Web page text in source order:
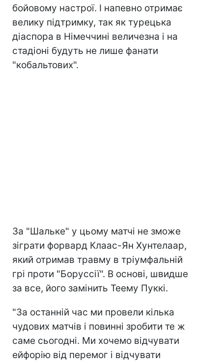
бойовому настрої. І напевно отримає
велику підтримку, так як турецька
діаспора в Німеччині величезна і на
стадіоні будуть не лише фанати
"кобальтових".
За "Шальке" у цьому матчі не зможе
зіграти форвард Клаас-Ян Хунтелаар,
який отримав травму в тріумфальній
грі проти "Боруссії". В основі, швидше
за все, його замінить Теему Пуккі.
"За останній час ми провели кілька
чудових матчів і повинні зробити те ж
саме сьогодні. Ми хочемо відчувати
ейфорію від перемог і відчувати